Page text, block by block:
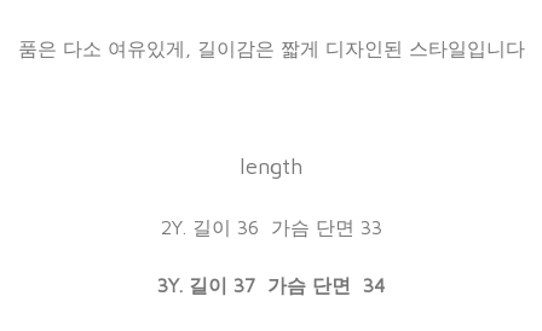
품은 다소 여유있게, 길이감은 짧게 디자인된 스타일입니다
length
2Y. 길이 36 가슴 단면 33
3Y. 길이 37 가슴 단면 34